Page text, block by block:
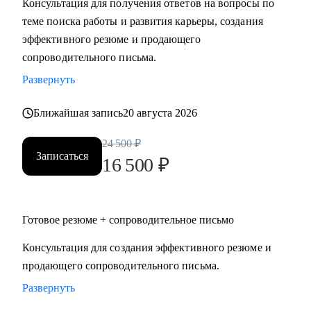
Кому могу помочь:
• карьерного консультирования
• продаж
• маркетинга
• аналитики
• финансов
• логистики
Я помогу вам, даже если вы:
• несколько лет не работали;
Консультация для получения ответов на вопросы по
теме поиска работы и развития карьеры, создания
эффективного резюме и продающего
сопроводительного письма.
Развернуть
Ближайшая запись20 августа 2026
Записаться
24 500 ₽
16 500 ₽
Готовое резюме + сопроводительное письмо
Консультация для создания эффективного резюме и
продающего сопроводительного письма.
Развернуть